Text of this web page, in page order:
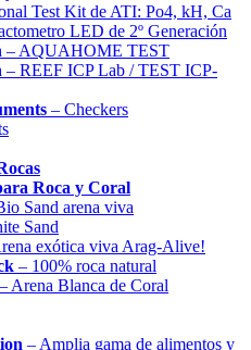
Test Kit de ATI: Po4, kH, Ca
LED de 2º Generación
– AQUAHOME TEST
– REEF ICP Lab / TEST ICP-
– Checkers
Roca y Coral
Sand arena viva
Sand
exótica viva Arag-Alive!
– 100% roca natural
– Arena Blanca de Coral
– Amplia gama de alimentos y